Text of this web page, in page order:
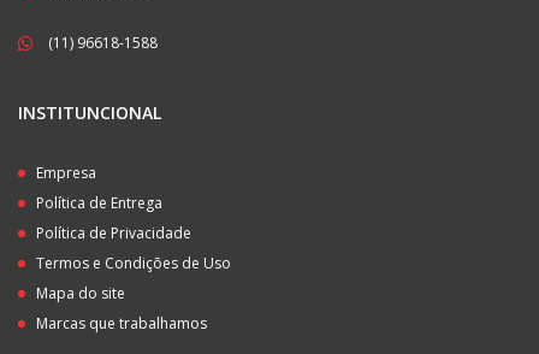
(11) 96618-1588
INSTITUNCIONAL
Empresa
Política de Entrega
Política de Privacidade
Termos e Condições de Uso
Mapa do site
Marcas que trabalhamos